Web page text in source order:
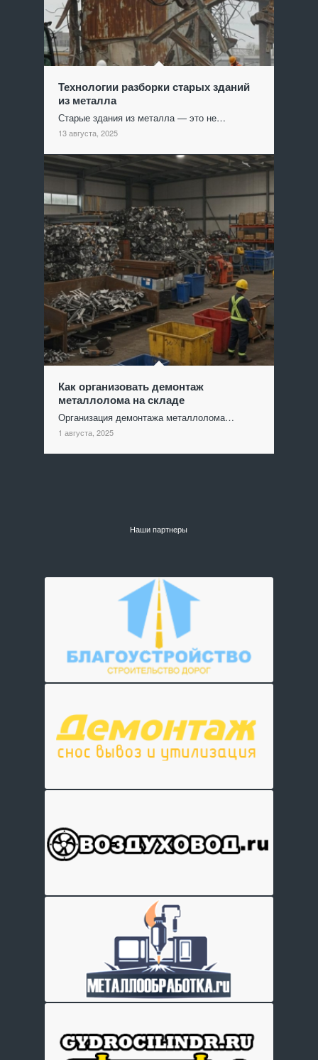
Технологии разборки старых зданий
из металла
Старые здания из металла — это не…
13 августа, 2025
Как организовать демонтаж
металлолома на складе
Организация демонтажа металлолома…
1 августа, 2025
Наши партнеры